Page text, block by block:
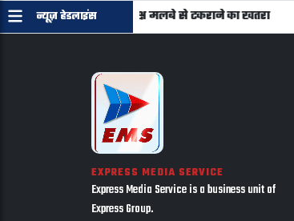
न्यूज़ हेडलाइंस
उपग्रहों में से 20 पर अंतरिक्ष मलबे से टकराने का खतरा
EXPRESS MEDIA SERVICE
Express Media Service is a business unit of
Express Group.